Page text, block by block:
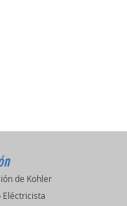
de Kohler
Eléctricista